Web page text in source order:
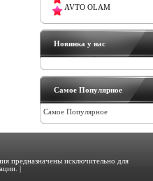
AVTO OLAM
Новинка у нас
Самое Популярное
Самое Популярное
предназначены исключительно для
|